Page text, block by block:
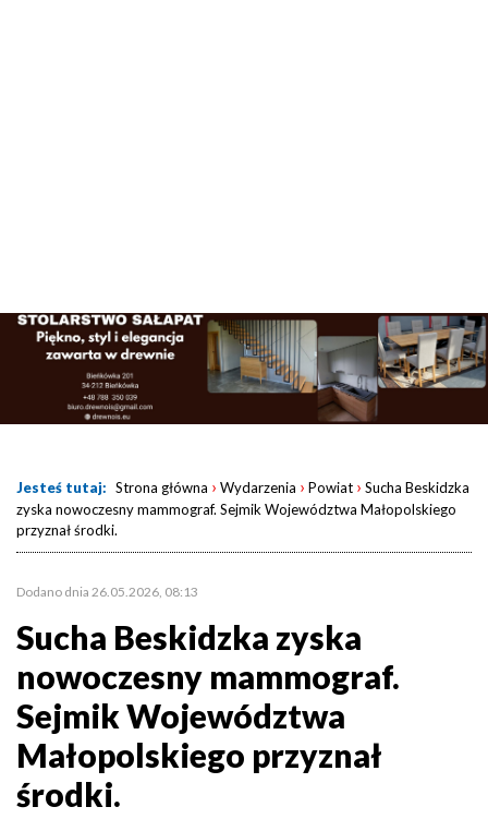
Jesteś tutaj: Strona główna › Wydarzenia › Powiat › Sucha Beskidzka
zyska nowoczesny mammograf. Sejmik Województwa Małopolskiego
przyznał środki.
Dodano dnia 26.05.2026, 08:13
Sucha Beskidzka zyska
nowoczesny mammograf.
Sejmik Województwa
Małopolskiego przyznał
środki.